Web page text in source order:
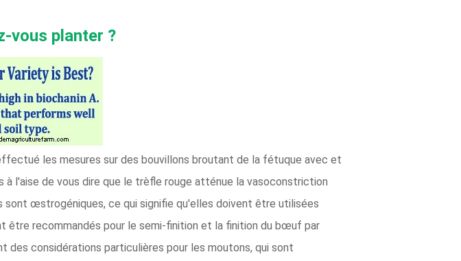
vous planter ?
les mesures sur des bouvillons broutant de la fétuque avec et
à l'aise de vous dire que le trèfle rouge atténue la vasoconstriction
œstrogéniques, ce qui signifie qu'elles doivent être utilisées
être recommandés pour le semi-finition et la finition du bœuf par
des considérations particulières pour les moutons, qui sont